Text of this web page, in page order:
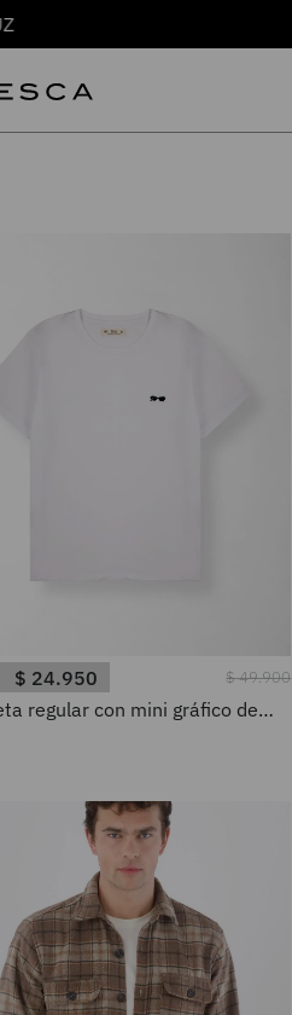
$ 24.950 $49.900
regular con mini gráfico de
algodón blanco para mujer